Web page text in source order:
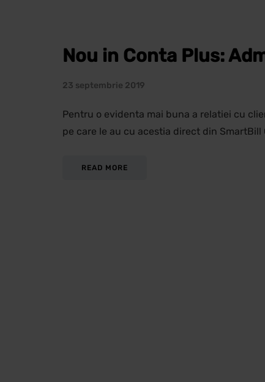
Nou in Conta Plus:
23 septembrie 2019
Pentru o evidenta mai buna a relatiei cu
pe care le au cu acestia direct din SmartBill
READ MORE